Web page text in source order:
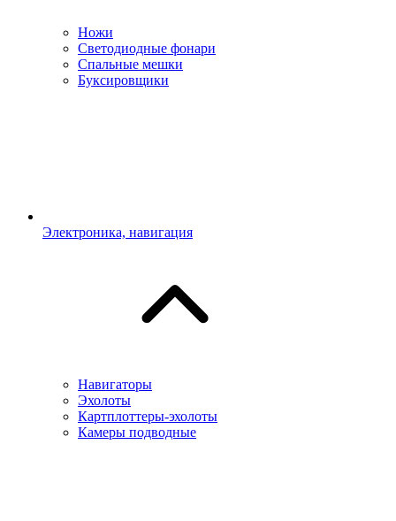
Ножи
Светодиодные фонари
Спальные мешки
Буксировщики
Электроника, навигация
Навигаторы
Эхолоты
Картплоттеры-эхолоты
Камеры подводные